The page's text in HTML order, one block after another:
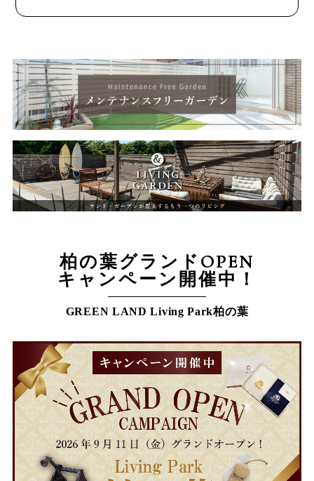
柏の葉グランドOPEN
キャンペーン開催中！
GREEN LAND Living Park柏の葉